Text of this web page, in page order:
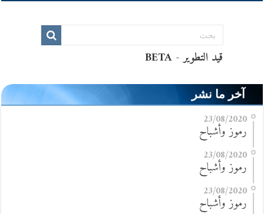
آخر ما نشر
23/08/2020
رموز وأشباح
23/08/2020
رموز وأشباح
23/08/2020
رموز وأشباح